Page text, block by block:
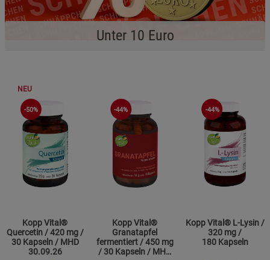
Unter 10 Euro
NEU
-50%
Kopp Vital®
Quercetin / 420 mg /
30 Kapseln / MHD
30.09.26
-44%
Kopp Vital®
Granatapfel
fermentiert / 450 mg
/ 30 Kapseln / MHD
-44%
Kopp Vital® L-Lysin /
320 mg /
180 Kapseln